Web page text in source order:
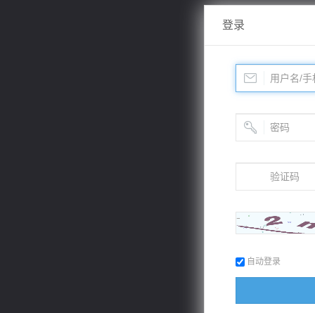
登录
自动登录